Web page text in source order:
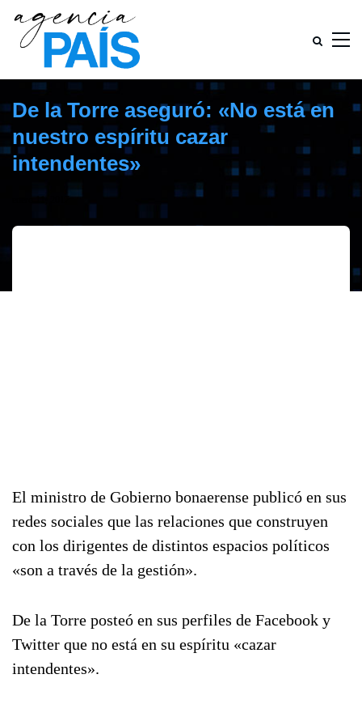
De la Torre aseguró: «No está en
nuestro espíritu cazar
intendentes»
El ministro de Gobierno bonaerense publicó en sus
redes sociales que las relaciones que construyen
con los dirigentes de distintos espacios políticos
«son a través de la gestión».
De la Torre posteó en sus perfiles de Facebook y
Twitter que no está en su espíritu «cazar
intendentes».